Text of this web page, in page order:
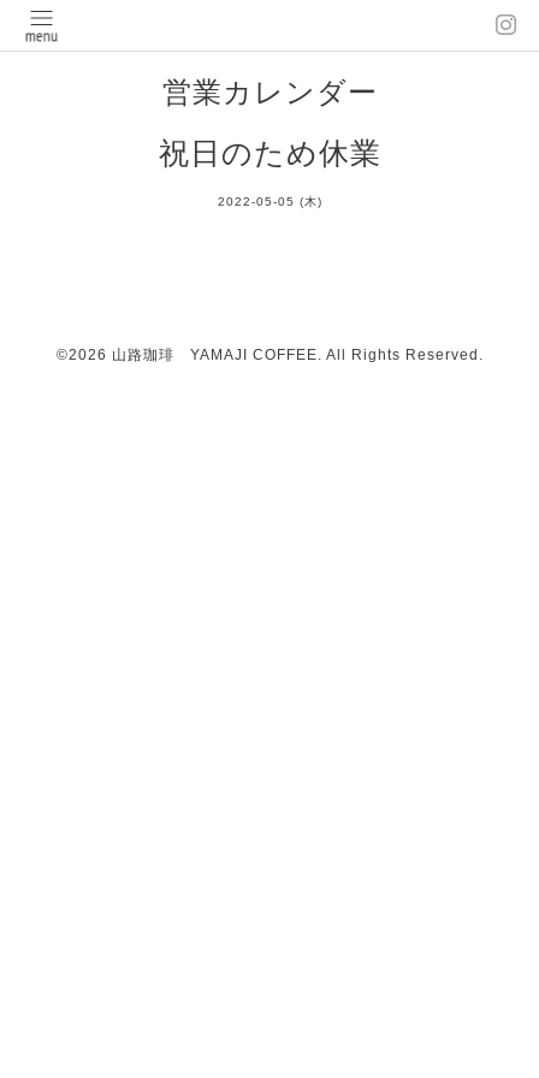
営業カレンダー
祝日のため休業
2022-05-05 (木)
©2026 山路珈琲 YAMAJI COFFEE. All Rights Reserved.